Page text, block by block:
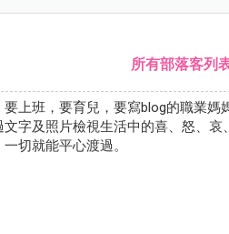
所有部落客列
上班，要育兒，要寫blog的職業媽
字及照片檢視生活中的喜、怒、哀、
切就能平心渡過。